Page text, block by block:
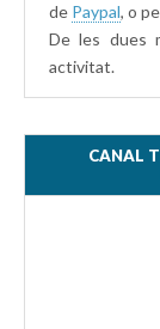
de Paypal, o
De les dues
activitat.
CANAL